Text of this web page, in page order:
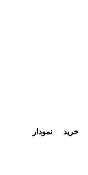
نمودار
خرید